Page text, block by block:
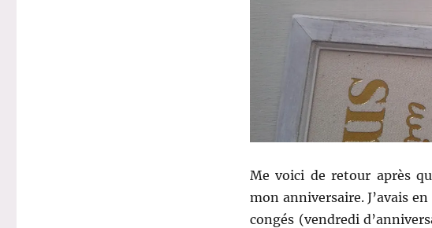
Me voici de retour après
mon anniversaire. J’avais
congés (vendredi